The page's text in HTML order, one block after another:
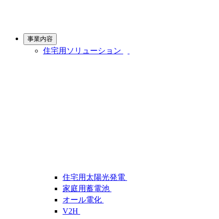
事業内容
住宅用ソリューション
住宅用太陽光発電
家庭用蓄電池
オール電化
V2H